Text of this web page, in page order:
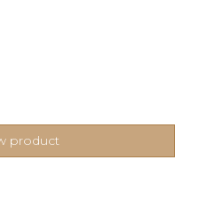
product